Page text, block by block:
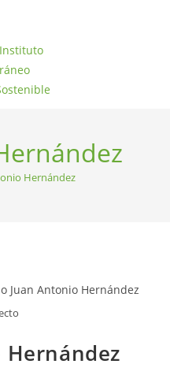
Hernández
Hernández